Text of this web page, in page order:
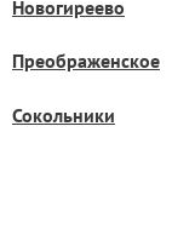
Новогиреево
Преображенское
Сокольники